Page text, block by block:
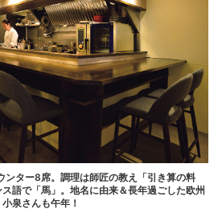
ンター8席。調理は師匠の教え「引き算の料
語で「馬」。地名に由来＆長年過ごした欧州
泉さんも午年！